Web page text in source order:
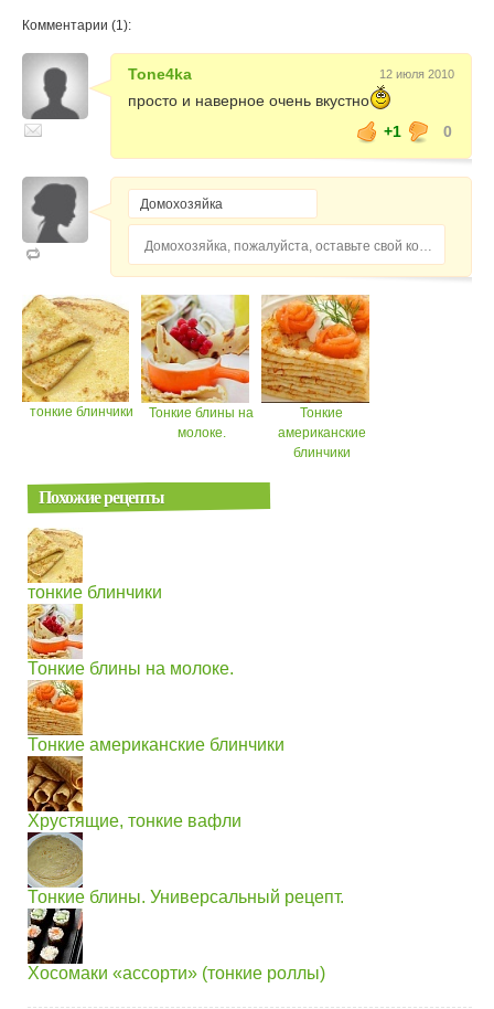
Комментарии (1):
Tone4ka 12 июля 2010
просто и наверное очень вкустно
+1
0
Домохозяйка, пожалуйста, оставьте свой комментарий...
тонкие блинчики
Тонкие блины на
молоке.
Тонкие
американские
блинчики
Похожие рецепты
тонкие блинчики
Тонкие блины на молоке.
Тонкие американские блинчики
Хрустящие, тонкие вафли
Тонкие блины. Универсальный рецепт.
Хосомаки «ассорти» (тонкие роллы)